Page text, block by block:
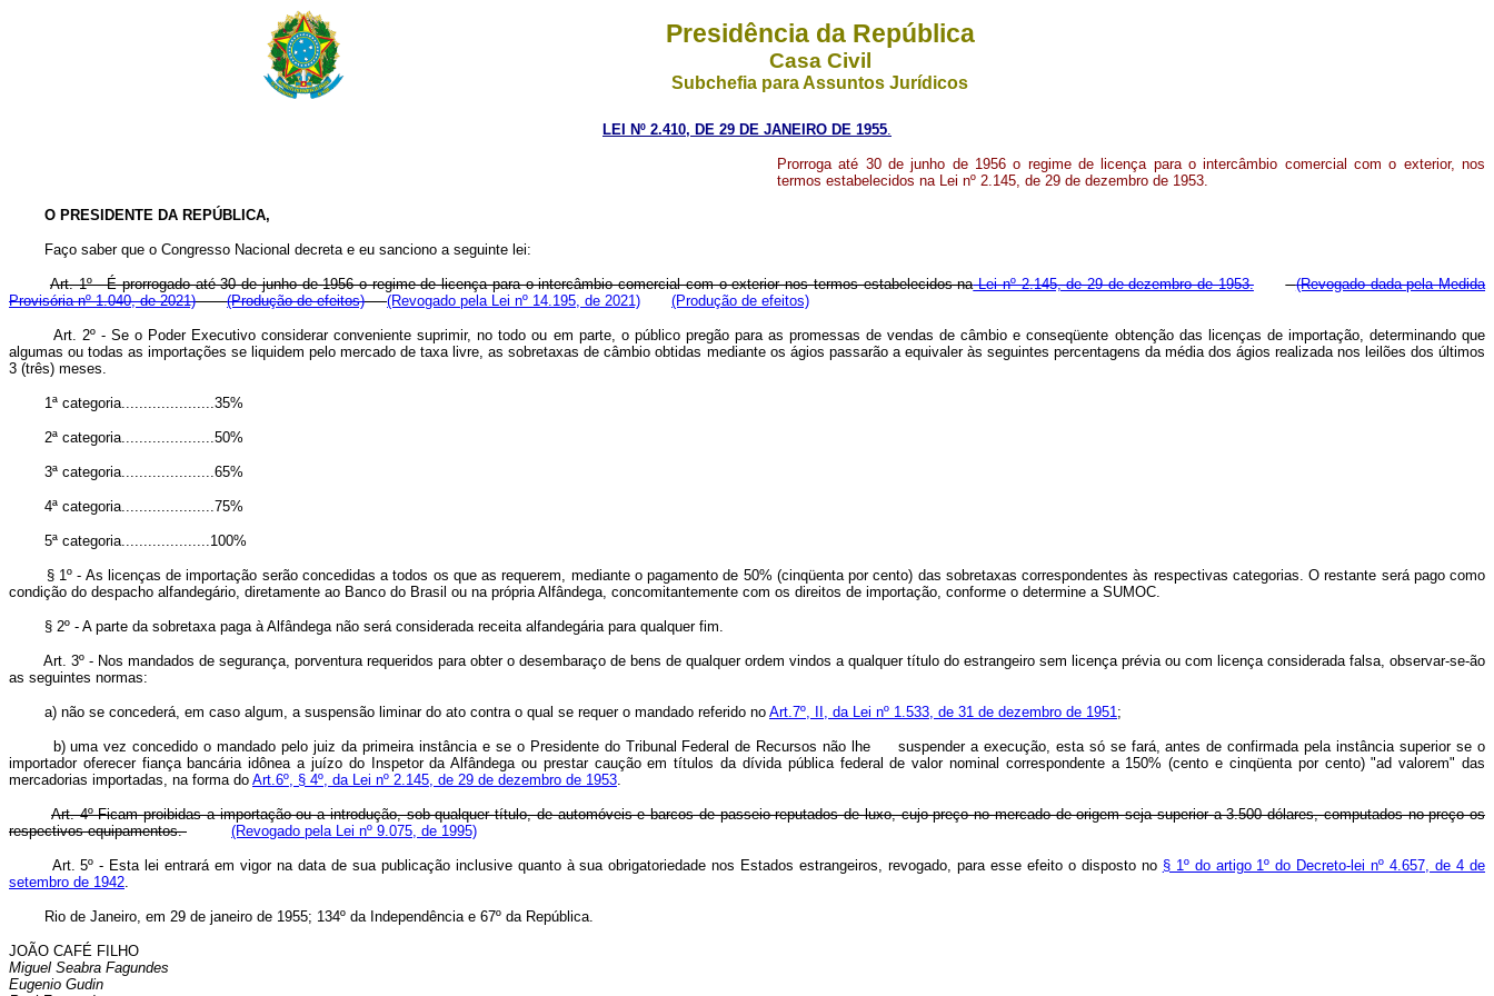
Presidência da República
Casa Civil
Subchefia para Assuntos Jurídicos
LEI Nº 2.410, DE 29 DE JANEIRO DE 1955.
Prorroga até 30 de junho de 1956 o regime de licença para o intercâmbio comercial com o exterior, nos
termos estabelecidos na Lei nº 2.145, de 29 de dezembro de 1953.
O PRESIDENTE DA REPÚBLICA,
Faço saber que o Congresso Nacional decreta e eu sanciono a seguinte lei:
Art. 1º - É prorrogado até 30 de junho de 1956 o regime de licença para o intercâmbio comercial com o exterior nos termos estabelecidos naLei nº 2.145, de 29 de dezembro de 1953.
(Revogado dada pela Medida
Provisória nº 1.040, de 2021)
(Produção de efeitos) (Revogado pela Lei nº 14.195, de 2021) (Produção de efeitos)
Art. 2º - Se o Poder Executivo considerar conveniente suprimir, no todo ou em parte, o público pregão para as promessas de vendas de câmbio e conseqüente obtenção das licenças de importação, determinando que
algumas ou todas as importações se liquidem pelo mercado de taxa livre, as sobretaxas de câmbio obtidas mediante os ágios passarão a equivaler às seguintes percentagens da média dos ágios realizada nos leilões dos últimos
3 (três) meses.
1ª categoria.....................35%
2ª categoria.....................50%
3ª categoria.....................65%
4ª categoria.....................75%
5ª categoria....................100%
§ 1º - As licenças de importação serão concedidas a todos os que as requerem, mediante o pagamento de 50% (cinqüenta por cento) das sobretaxas correspondentes às respectivas categorias. O restante será pago como
condição do despacho alfandegário, diretamente ao Banco do Brasil ou na própria Alfândega, concomitantemente com os direitos de importação, conforme o determine a SUMOC.
§ 2º - A parte da sobretaxa paga à Alfândega não será considerada receita alfandegária para qualquer fim.
Art. 3º - Nos mandados de segurança, porventura requeridos para obter o desembaraço de bens de qualquer ordem vindos a qualquer título do estrangeiro sem licença prévia ou com licença considerada falsa, observar-se-ão
as seguintes normas:
a) não se concederá, em caso algum, a suspensão liminar do ato contra o qual se requer o mandado referido no Art.7º, II, da Lei nº 1.533, de 31 de dezembro de 1951;
b) uma vez concedido o mandado pelo juiz da primeira instância e se o Presidente do Tribunal Federal de Recursos não lhe suspender a execução, esta só se fará, antes de confirmada pela instância superior se o
importador oferecer fiança bancária idônea a juízo do Inspetor da Alfândega ou prestar caução em títulos da dívida pública federal de valor nominal correspondente a 150% (cento e cinqüenta por cento) "ad valorem" das
mercadorias importadas, na forma do Art.6º, § 4º, da Lei nº 2.145, de 29 de dezembro de 1953.
Art. 4º Ficam proibidas a importação ou a introdução, sob qualquer título, de automóveis e barcos de passeio reputados de luxo, cujo preço no mercado de origem seja superior a 3.500 dólares, computados no preço os
respectivos equipamentos.
(Revogado pela Lei nº 9.075, de 1995)
Art. 5º - Esta lei entrará em vigor na data de sua publicação inclusive quanto à sua obrigatoriedade nos Estados estrangeiros, revogado, para esse efeito o disposto no § 1º do artigo 1º do Decreto-lei nº 4.657, de 4 de
setembro de 1942.
Rio de Janeiro, em 29 de janeiro de 1955; 134º da Independência e 67º da República.
JOÃO CAFÉ FILHO
Miguel Seabra Fagundes
Eugenio Gudin